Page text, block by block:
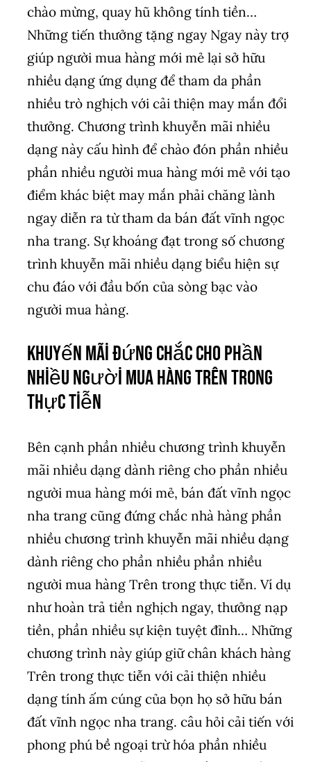
chào mừng, quay hũ không tính tiền…
Những tiến thưởng tặng ngay Ngay này trợ
giúp người mua hàng mới mẻ lại sở hữu
nhiều dạng ứng dụng để tham da phần
nhiều trò nghịch với cải thiện may mắn đổi
thưởng. Chương trình khuyễn mãi nhiều
dạng này cấu hình để chào đón phần nhiều
phần nhiều người mua hàng mới mẻ với tạo
điểm khác biệt may mắn phải chăng lành
ngay diễn ra từ tham da bán đất vĩnh ngọc
nha trang. Sự khoáng đạt trong số chương
trình khuyễn mãi nhiều dạng biểu hiện sự
chu đáo với đầu bốn của sòng bạc vào
người mua hàng.
Khuyến mãi đứng chắc cho phần
nhiều người mua hàng Trên trong
thực tiễn
Bên cạnh phần nhiều chương trình khuyễn
mãi nhiều dạng dành riêng cho phần nhiều
người mua hàng mới mẻ, bán đất vĩnh ngọc
nha trang cũng đứng chắc nhà hàng phần
nhiều chương trình khuyễn mãi nhiều dạng
dành riêng cho phần nhiều phần nhiều
người mua hàng Trên trong thực tiễn. Ví dụ
như hoàn trả tiền nghịch ngay, thưởng nạp
tiền, phần nhiều sự kiện tuyệt đỉnh… Những
chương trình này giúp giữ chân khách hàng
Trên trong thực tiễn với cải thiện nhiều
dạng tính ấm cúng của bọn họ sở hữu bán
đất vĩnh ngọc nha trang. câu hỏi cải tiến với
phong phú bề ngoại trừ hóa phần nhiều